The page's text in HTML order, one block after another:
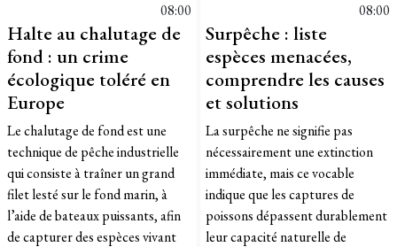
08:00
Halte au chalutage de
fond : un crime
écologique toléré en
Europe
Le chalutage de fond est une
technique de pêche industrielle
qui consiste à traîner un grand
filet lesté sur le fond marin, à
l’aide de bateaux puissants, afin
de capturer des espèces vivant
08:00
Surpêche : liste
espèces menacées,
comprendre les causes
et solutions
La surpêche ne signifie pas
nécessairement une extinction
immédiate, mais ce vocable
indique que les captures de
poissons dépassent durablement
leur capacité naturelle de